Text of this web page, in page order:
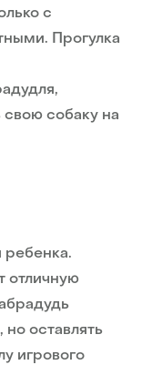
с
Прогулка
собаку на
ребенка.
отличную
оставлять
игрового